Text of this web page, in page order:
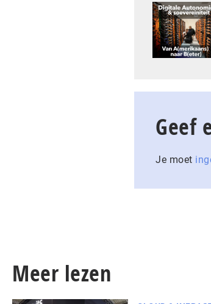
Geef
Je moet
Meer lezen